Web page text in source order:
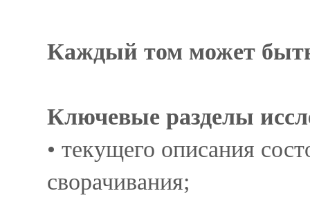
Каждый том может
Ключевые разделы
• текущего описания
сворачивания;